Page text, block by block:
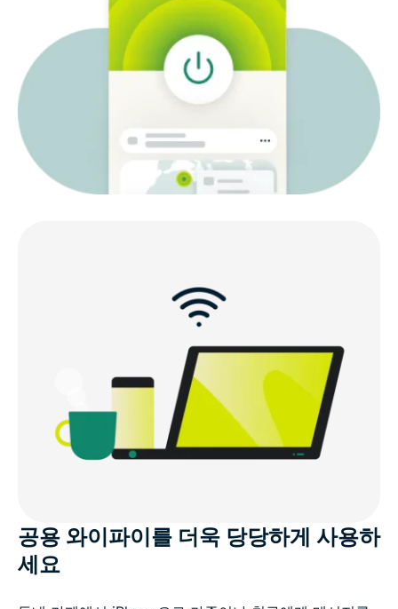
iOS를 위한 ExpressVPN의 기능
모든 iOS 기기와 호환되는 서비스
왜 iOS VPN으로 ExpressVPN을 선택해야 할까요?
ExpressVPN에 대한 고객의 평가
iPhone 및 iPad에서 위험 부담 없이 ExpressVPN을 사
공용 와이파이를 더욱 당당하게 사용하
세요